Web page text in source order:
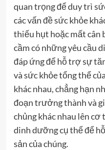
quan trọng để duy trì
các vấn đề sức khỏe
thiếu hụt hoặc mất cân
cầm có những yêu cầu
đáp ứng để hỗ trợ sự
và sức khỏe tổng thể
khác nhau, chẳng hạn
đoạn trưởng thành và
chủng khác nhau lên cơ
dinh dưỡng cụ thể để
sản của chúng.